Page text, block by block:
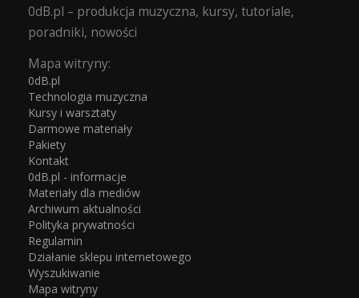
0dB.pl – produkcja muzyczna, kursy, tutoriale,
poradniki, nowości
Mapa witryny:
0dB.pl
Technologia muzyczna
Kursy i warsztaty
Darmowe materiały
Pakiety
Kontakt
0dB.pl - informacje
Materiały dla mediów
Archiwum aktualności
Polityka prywatności
Regulamin
Działanie sklepu internetowego
Wyszukiwanie
Mapa witryny